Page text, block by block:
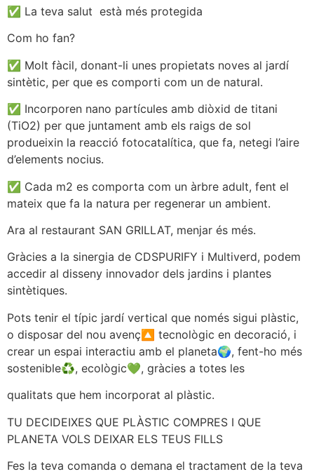
✅️ La teva salut està més protegida
Com ho fan?
✅️ Molt fàcil, donant-li unes propietats noves al jardí
sintètic, per que es comporti com un de natural.
✅️ Incorporen nano partícules amb diòxid de titani
(TiO2) per que juntament amb els raigs de sol
produeixin la reacció fotocatalítica, que fa, netegi l’aire
d’elements nocius.
✅️ Cada m2 es comporta com un àrbre adult, fent el
mateix que fa la natura per regenerar un ambient.
Ara al restaurant SAN GRILLAT, menjar és més.
Gràcies a la sinergia de CDSPURIFY i Multiverd, podem
accedir al disseny innovador dels jardins i plantes
sintètiques.
Pots tenir el típic jardí vertical que només sigui plàstic,
o disposar del nou avenç🔼 tecnològic en decoració, i
crear un espai interactiu amb el planeta🌍, fent-ho més
sostenible♻️, ecològic💚, gràcies a totes les
qualitats que hem incorporat al plàstic.
TU DECIDEIXES QUE PLÀSTIC COMPRES I QUE
PLANETA VOLS DEIXAR ELS TEUS FILLS
Fes la teva comanda o demana el tractament de la teva